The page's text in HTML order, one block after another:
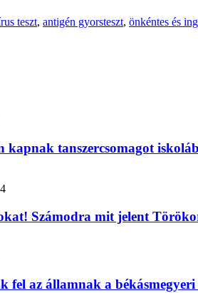
teszt, antigén gyorsteszt, önkéntes és
kapnak tanszercsomagot
Számodra mit jelent
az államnak a